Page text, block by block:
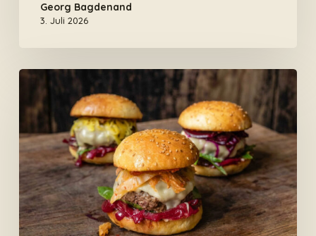
Georg Bagdenand
3. Juli 2026
Fermente
Burger